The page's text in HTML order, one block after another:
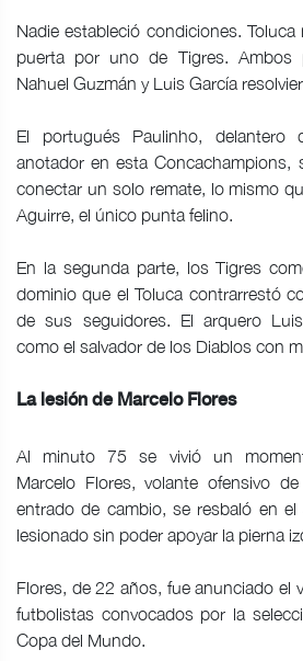
Nadie estableció condiciones.
puerta por uno de Tigres. Ambos
Nahuel Guzmán y Luis García
El portugués Paulinho, delantero
anotador en esta Concachampions,
conectar un solo remate, lo mismo
Aguirre, el único punta felino.
En la segunda parte, los Tigres
dominio que el Toluca contrarrestó
de sus seguidores. El arquero
como el salvador de los Diablos con
La lesión de Marcelo Flores
Al minuto 75 se vivió un
Marcelo Flores, volante ofensivo
entrado de cambio, se resbaló en
lesionado sin poder apoyar la pierna
Flores, de 22 años, fue anunciado el
futbolistas convocados por la
Copa del Mundo.